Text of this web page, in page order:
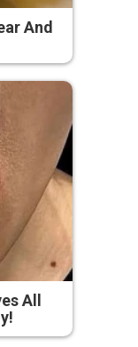
And
All